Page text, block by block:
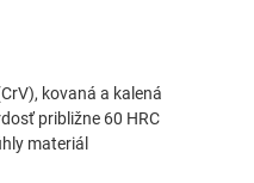
kovaná a kalená
približne 60 HRC
materiál